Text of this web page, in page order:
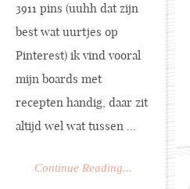
3911 pins (uuhh dat zijn
best wat uurtjes op
Pinterest) ik vind vooral
mijn boards met
recepten handig, daar zit
altijd wel wat tussen ...
Continue Reading...